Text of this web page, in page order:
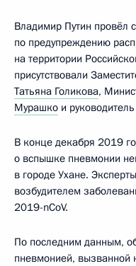
Владимир Путин провёл
по предупреждению
на территории
присутствовали
Татьяна Голикова,
Мурашко и
В конце декабря 2019
о вспышке пневмонии
в городе Ухане.
возбудителем
2019-nCoV.
По последним данным,
пневмонией, вызванной